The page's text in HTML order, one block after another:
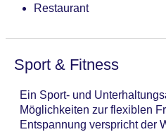
Restaurant
Sport & Fitness
Ein Sport- und
Möglichkeiten zur flexiblen
Entspannung verspricht der